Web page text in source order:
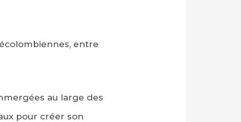
entre
au large des
pour créer son